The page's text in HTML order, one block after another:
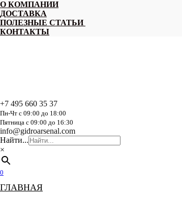
Перейти
к
содержанию
О КОМПАНИИ
ДОСТАВКА
ПОЛЕЗНЫЕ СТАТЬИ
КОНТАКТЫ
+7 495 660 35 37
Пн-Чт с 09:00 до 18:00
Пятница с 09:00 до 16:30
info@gidroarsenal.com
Найти...
×
0
ГЛАВНАЯ